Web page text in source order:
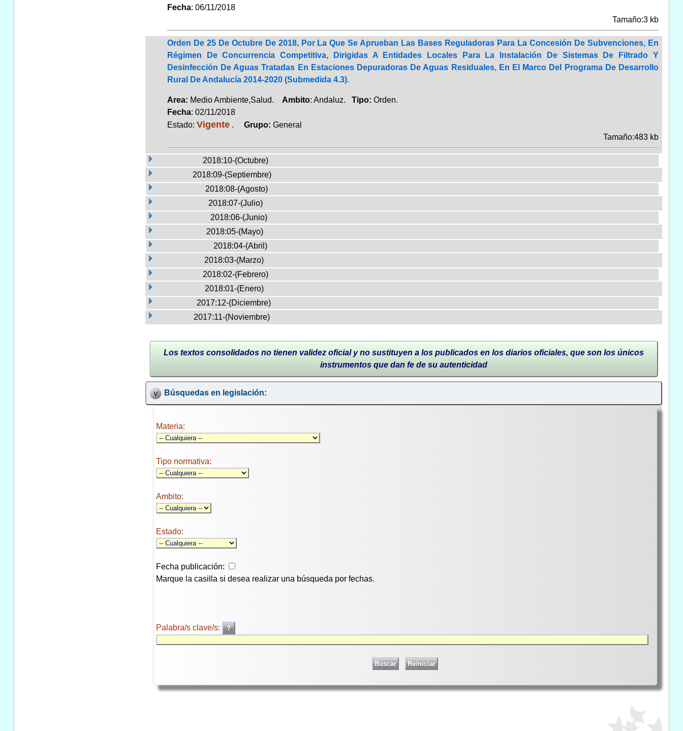
Fecha: 06/11/2018
Tamaño:3 kb
Orden De 25 De Octubre De 2018, Por La Que Se Aprueban Las Bases Reguladoras Para La Concesión De Subvenciones, En
Régimen De Concurrencia Competitiva, Dirigidas A Entidades Locales Para La Instalación De Sistemas De Filtrado Y
Desinfección De Aguas Tratadas En Estaciones Depuradoras De Aguas Residuales, En El Marco Del Programa De Desarrollo
Rural De Andalucía 2014-2020 (Submedida 4.3).
Area: Medio Ambiente,Salud. Ambito: Andaluz. Tipo: Orden.
Fecha: 02/11/2018
Estado: Vigente. Grupo: General
Tamaño:483 kb
2018:10-(Octubre)
2018:09-(Septiembre)
2018:08-(Agosto)
2018:07-(Julio)
2018:06-(Junio)
2018:05-(Mayo)
2018:04-(Abril)
2018:03-(Marzo)
2018:02-(Febrero)
2018:01-(Enero)
2017:12-(Diciembre)
2017:11-(Noviembre)
Los textos consolidados no tienen validez oficial y no sustituyen a los publicados en los diarios oficiales, que son los únicos
instrumentos que dan fe de su autenticidad
Búsquedas en legislación:
Materia:
Tipo normativa:
Ambito:
Estado:
Fecha publicación:
Marque la casilla si desea realizar una búsqueda por fechas.
Palabra/s clave/s: